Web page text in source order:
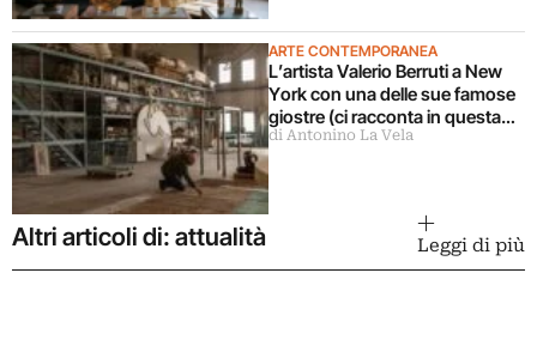
ARTE CONTEMPORANEA
L’artista Valerio Berruti a New
York con una delle sue famose
giostre (ci racconta in questa
intervista)
di Antonino La Vela
Altri articoli di: attualità Leggi di più